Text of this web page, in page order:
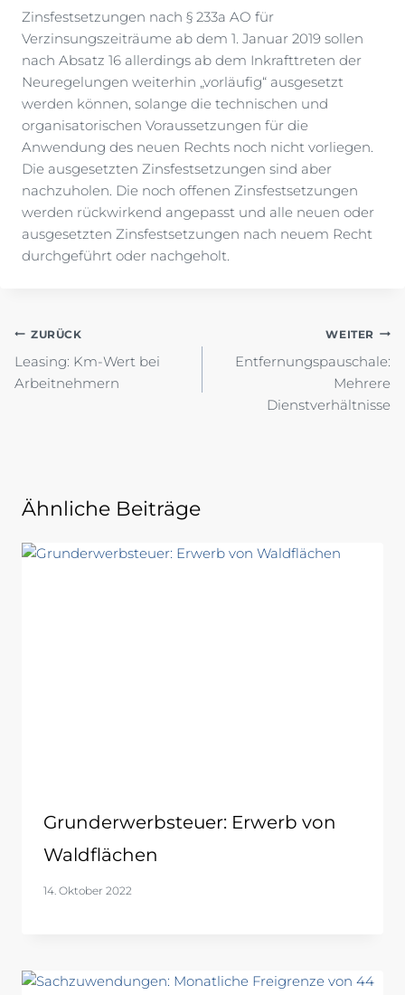
Zinsfestsetzungen nach § 233a AO für
Verzinsungszeiträume ab dem 1. Januar 2019 sollen
nach Absatz 16 allerdings ab dem Inkrafttreten der
Neuregelungen weiterhin „vorläufig“ ausgesetzt
werden können, solange die technischen und
organisatorischen Voraussetzungen für die
Anwendung des neuen Rechts noch nicht vorliegen.
Die ausgesetzten Zinsfestsetzungen sind aber
nachzuholen. Die noch offenen Zinsfestsetzungen
werden rückwirkend angepasst und alle neuen oder
ausgesetzten Zinsfestsetzungen nach neuem Recht
durchgeführt oder nachgeholt.
Beitragsnavigation
ZURÜCK
Leasing: Km-Wert bei
Arbeitnehmern
WEITER
Entfernungspauschale:
Mehrere
Dienstverhältnisse
Ähnliche Beiträge
Grunderwerbsteuer: Erwerb von
Waldflächen
14. Oktober 2022